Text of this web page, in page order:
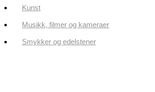
Kunst
Musikk, filmer og kameraer
Smykker og edelstener